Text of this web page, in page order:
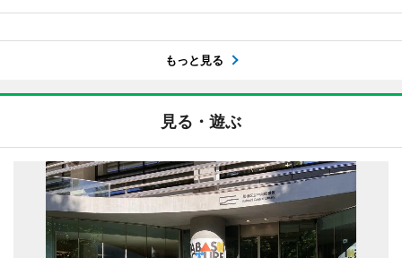
もっと見る
見る・遊ぶ